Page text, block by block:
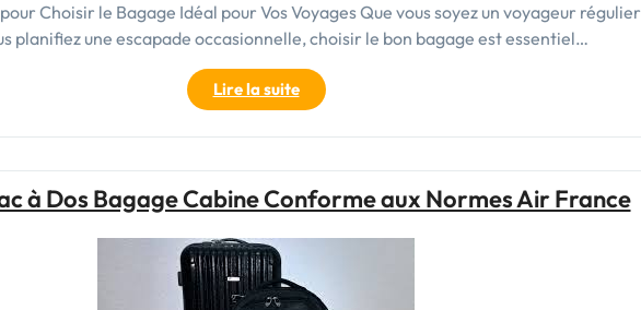
Choisir le Bagage Idéal pour Vos Voyages Que vous soyez un voyageur régulier
planifiez une escapade occasionnelle, choisir le bon bagage est essentiel…
Lire la suite"Guide
Pratique
pour
Bagage
Vos
Voyages"
à Dos Bagage Cabine Conforme aux Normes Air France